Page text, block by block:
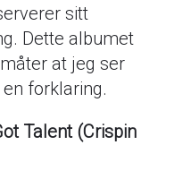
sitt
Dette albumet
at jeg ser
forklaring.
Talent (Crispin